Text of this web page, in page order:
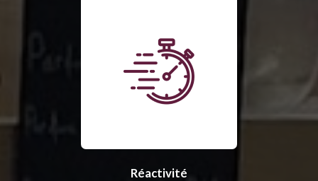
Réactivité